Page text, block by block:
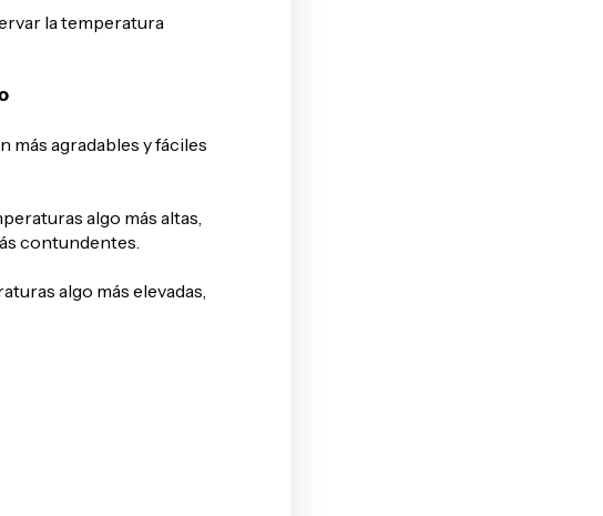
la temperatura
más agradables y fáciles
algo más altas,
contundentes.
algo más elevadas,